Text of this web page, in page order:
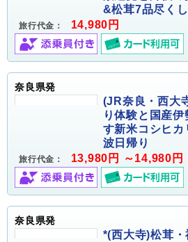
&松茸7品尽く
旅行代金： 14,980円
奈良県発
(JR奈良・西大
り体験と国産
す新米コシヒ
波日帰り
旅行代金： 13,980円 ～14,980円
奈良県発
*(西大寺)松茸